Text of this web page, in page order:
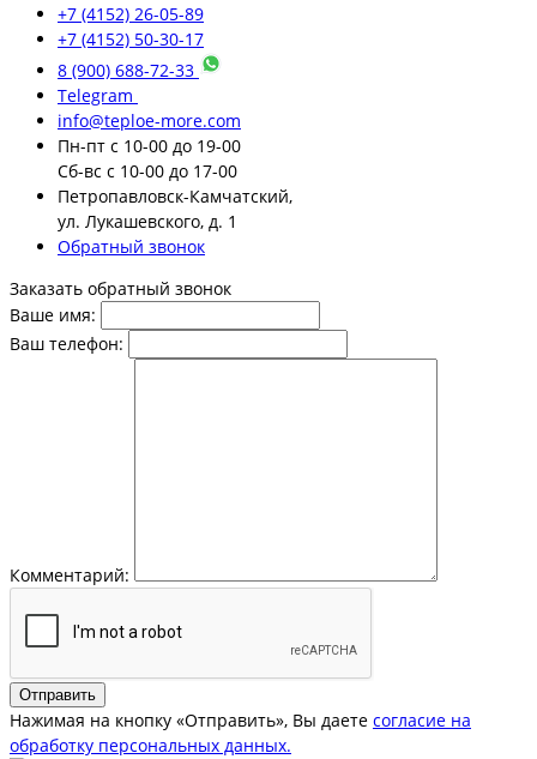
+7 (4152) 26-05-89
+7 (4152) 50-30-17
8 (900) 688-72-33
Telegram
info@teploe-more.com
Пн-пт с 10-00 до 19-00
Сб-вс с 10-00 до 17-00
Петропавловск-Камчатский,
ул. Лукашевского, д. 1
Обратный звонок
Заказать обратный звонок
Ваше имя:
Ваш телефон:
Комментарий:
Отправить
Нажимая на кнопку «Отправить», Вы даете согласие на
обработку персональных данных.